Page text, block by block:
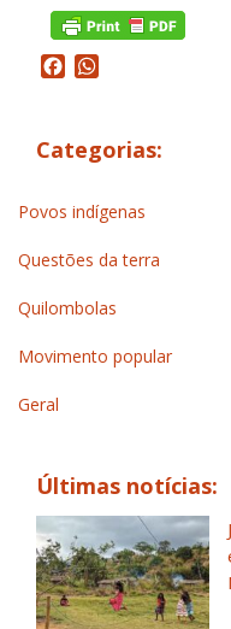
Facebook
Categorias:
Povos indígenas
Questões da terra
Quilombolas
Movimento popular
Geral
Últimas notícias: